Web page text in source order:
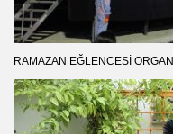
RAMAZAN EĞLENCESI